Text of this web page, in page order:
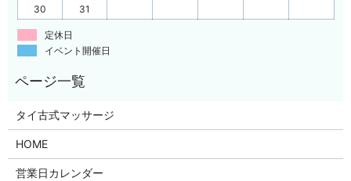
30
31
定休日
イベント開催日
タイ古式マッサージ
HOME
営業日カレンダー